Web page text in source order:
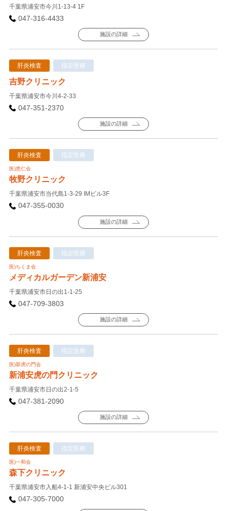
千葉県浦安市今川1-13-4 1F
047-316-4433
施設の詳細
肝炎検査 指定医療
吉野クリニック
千葉県浦安市今川4-2-33
047-351-2370
施設の詳細
肝炎検査 指定医療
医)恵仁会
牧野クリニック
千葉県浦安市当代島1-3-29 IMビル3F
047-355-0030
施設の詳細
肝炎検査 指定医療
医)ちくま会
メディカルガーデン新浦安
千葉県浦安市日の出1-1-25
047-709-3803
施設の詳細
肝炎検査 指定医療
医)新虎の門会
新浦安虎の門クリニック
千葉県浦安市日の出2-1-5
047-381-2090
施設の詳細
肝炎検査 指定医療
医)一和会
森下クリニック
千葉県浦安市入船4-1-1 新浦安中央ビル301
047-305-7000